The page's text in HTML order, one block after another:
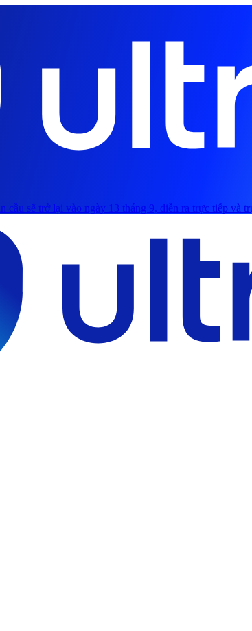
cầu sẽ trở lại vào ngày 13 tháng 9, diễn ra trực tiếp và